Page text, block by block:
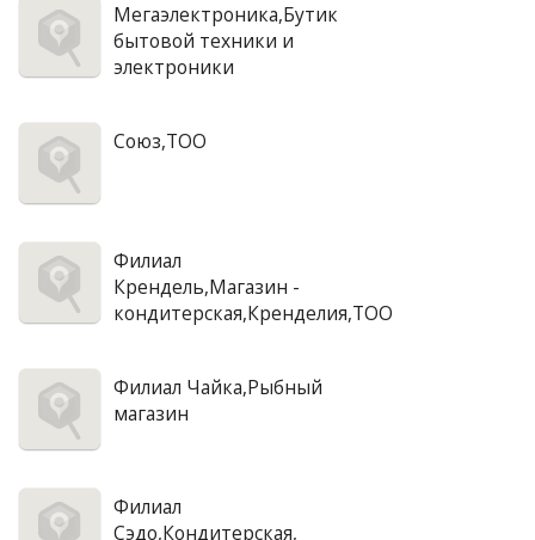
Мегаэлектроника,Бутик
бытовой техники и
электроники
Союз,ТОО
Филиал
Крендель,Магазин -
кондитерская,Кренделия,ТОО
Филиал Чайка,Рыбный
магазин
Филиал
Сэдо,Кондитерская,